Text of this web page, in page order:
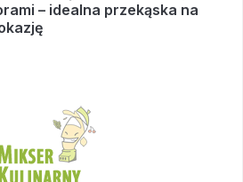
– idealna przekąska na